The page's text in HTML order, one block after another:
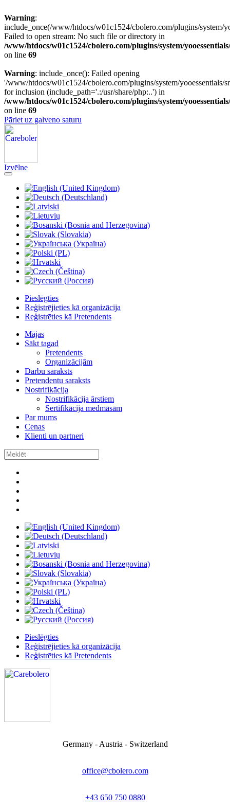
Warning:
include_once(/www/htdocs/w01c1524/cbolero.com/plugins/system/
Failed to open stream: No such file or directory in
/www/htdocs/w01c1524/cbolero.com/plugins/system/
on line 69
Warning: include_once(): Failed opening
'/www/htdocs/w01c1524/cbolero.com/plugins/system/yooessentials/
for inclusion (include_path='.:/usr/share/php:..') in
/www/htdocs/w01c1524/cbolero.com/plugins/system/
on line 69
Pāriet uz galveno saturu
Izvēlne
Pieslēgties
Reģistrējieties kā organizācija
Reģistrēties kā Pretendents
Mājas
Sākt tagad
Pretendents
Organizācijām
Darbu saraksts
Pretendentu saraksts
Nostrifikācija
Nostrifikācija ārstiem
Sertifikācija medmāsām
Par mums
Cenas
Klienti un partneri
Pieslēgties
Reģistrējieties kā organizācija
Reģistrēties kā Pretendents
Germany - Austria - Switzerland
office@cbolero.com
+43 650 750 0880